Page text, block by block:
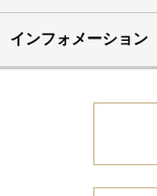
インフォメーション